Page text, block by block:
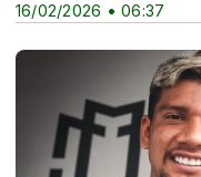
16/02/2026 • 06:37